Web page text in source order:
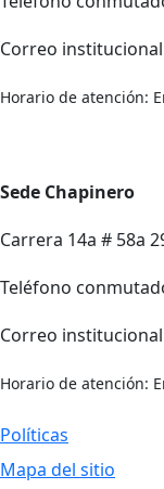
Correo
Horario de atención:
Sede Chapinero
Carrera 14a # 58a
Teléfono
Correo
Horario de atención:
Políticas
Mapa del sitio